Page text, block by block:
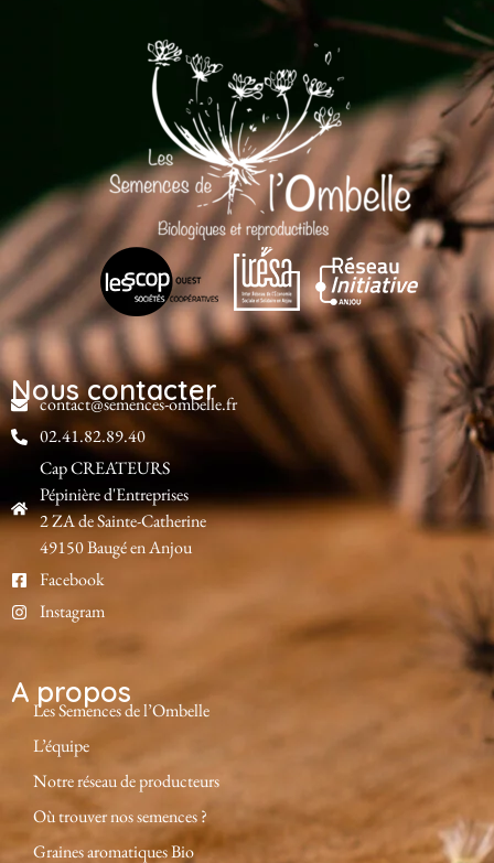
Nous contacter
contact@semences-ombelle.fr
02.41.82.89.40
Cap CREATEURS
Pépinière d'Entreprises
2 ZA de Sainte-Catherine
49150 Baugé en Anjou
Facebook
Instagram
A propos
Les Semences de l’Ombelle
L’équipe
Notre réseau de producteurs
Où trouver nos semences ?
Graines aromatiques Bio